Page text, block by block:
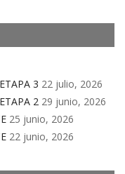
3 22 julio, 2026
2 29 junio, 2026
25 junio, 2026
22 junio, 2026